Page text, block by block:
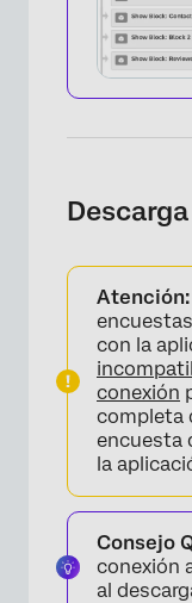
Atención:
con la
conexión
completa
encuesta
la
Consejo
conexión
al